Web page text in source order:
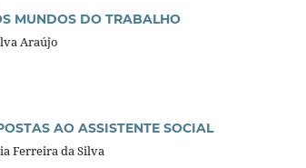
MUNDOS DO TRABALHO
Araújo
AO ASSISTENTE SOCIAL
Ferreira da Silva